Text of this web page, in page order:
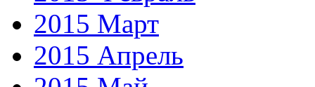
2015 Март
2015 Апрель